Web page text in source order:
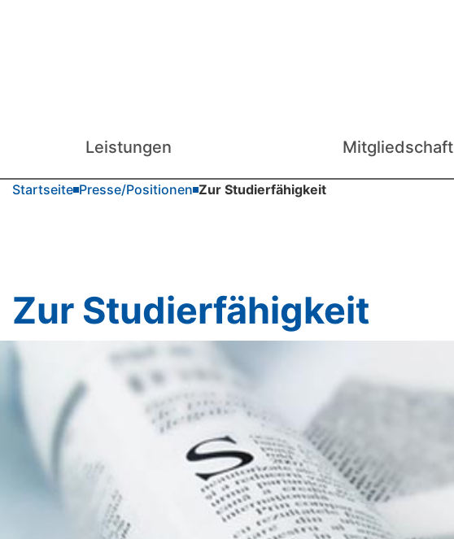
Leistungen Mitgliedschaft
Startseite Presse/Positionen Zur Studierfähigkeit
Zur Studierfähigkeit